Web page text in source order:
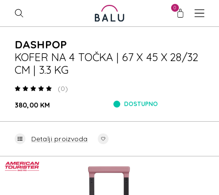
0
DASHPOP
KOFER NA 4 TOČKA | 67 X 45 X 28/32
CM | 3.3 KG
(0)
380,00 KM
DOSTUPNO
Detalji proizvoda